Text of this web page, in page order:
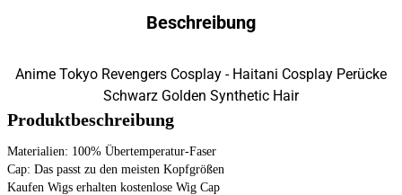
Beschreibung
Anime Tokyo Revengers Cosplay - Haitani Cosplay Perücke
Schwarz Golden Synthetic Hair
Produktbeschreibung
Materialien: 100% Übertemperatur-Faser
Cap: Das passt zu den meisten Kopfgrößen
Kaufen Wigs erhalten kostenlose Wig Cap